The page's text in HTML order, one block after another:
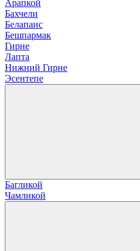
Арапкой
Бахчели
Белапаис
Бешпармак
Гирне
Лапта
Нижний Гирне
Эсентепе
Багликой
Чамликой